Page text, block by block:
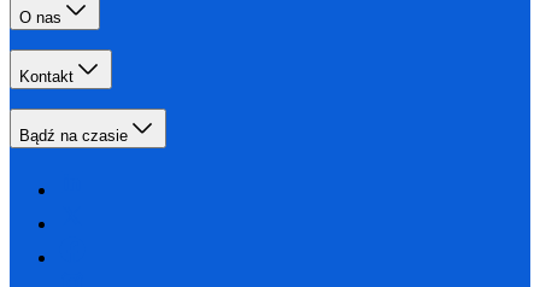
O nas
Kontakt
Bądź na czasie